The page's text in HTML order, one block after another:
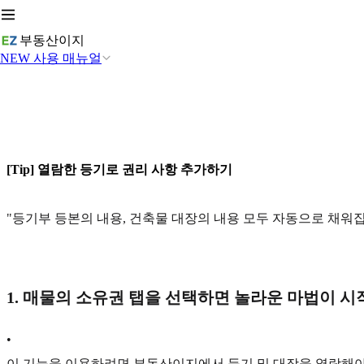
부동산이지
NEW 사용 매뉴얼
[Tip] 열람한 등기로 권리 사항 추가하기
"등기부 등본의 내용, 건축물 대장의 내용 모두 자동으로 채워
1. 매물의 소유권 탭을 선택하면 놀라운 마법이 시
•